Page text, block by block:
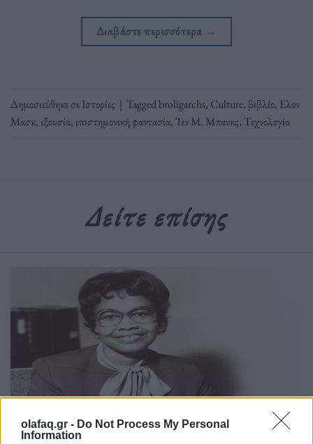
olafaq.gr - Do Not Process My Personal
Information
Διαβάστε περισσότερα →
Δημοσιεύθηκε σεΙστορίες | Taggedbroligarchs, Culture, βιβλίο, Ελον
Μασκ, εξουσία, επιστημονική φαντασία,Ίεν Μ. Μπανκς, Τεχνολογία
Δείτε επίσης
Ιστορίες